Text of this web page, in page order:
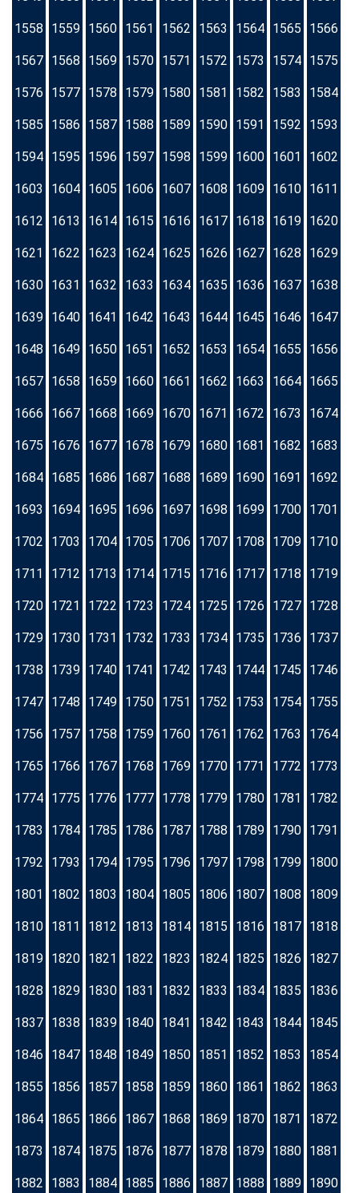
1558 1559 1560 1561 1562 1563 1564 1565 1566
1567 1568 1569 1570 1571 1572 1573 1574 1575
1576 1577 1578 1579 1580 1581 1582 1583 1584
1585 1586 1587 1588 1589 1590 1591 1592 1593
1594 1595 1596 1597 1598 1599 1600 1601 1602
1603 1604 1605 1606 1607 1608 1609 1610 1611
1612 1613 1614 1615 1616 1617 1618 1619 1620
1621 1622 1623 1624 1625 1626 1627 1628 1629
1630 1631 1632 1633 1634 1635 1636 1637 1638
1639 1640 1641 1642 1643 1644 1645 1646 1647
1648 1649 1650 1651 1652 1653 1654 1655 1656
1657 1658 1659 1660 1661 1662 1663 1664 1665
1666 1667 1668 1669 1670 1671 1672 1673 1674
1675 1676 1677 1678 1679 1680 1681 1682 1683
1684 1685 1686 1687 1688 1689 1690 1691 1692
1693 1694 1695 1696 1697 1698 1699 1700 1701
1702 1703 1704 1705 1706 1707 1708 1709 1710
1711 1712 1713 1714 1715 1716 1717 1718 1719
1720 1721 1722 1723 1724 1725 1726 1727 1728
1729 1730 1731 1732 1733 1734 1735 1736 1737
1738 1739 1740 1741 1742 1743 1744 1745 1746
1747 1748 1749 1750 1751 1752 1753 1754 1755
1756 1757 1758 1759 1760 1761 1762 1763 1764
1765 1766 1767 1768 1769 1770 1771 1772 1773
1774 1775 1776 1777 1778 1779 1780 1781 1782
1783 1784 1785 1786 1787 1788 1789 1790 1791
1792 1793 1794 1795 1796 1797 1798 1799 1800
1801 1802 1803 1804 1805 1806 1807 1808 1809
1810 1811 1812 1813 1814 1815 1816 1817 1818
1819 1820 1821 1822 1823 1824 1825 1826 1827
1828 1829 1830 1831 1832 1833 1834 1835 1836
1837 1838 1839 1840 1841 1842 1843 1844 1845
1846 1847 1848 1849 1850 1851 1852 1853 1854
1855 1856 1857 1858 1859 1860 1861 1862 1863
1864 1865 1866 1867 1868 1869 1870 1871 1872
1873 1874 1875 1876 1877 1878 1879 1880 1881
1882 1883 1884 1885 1886 1887 1888 1889 1890